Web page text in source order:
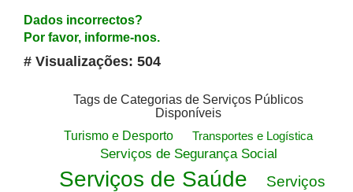
Dados incorrectos?
Por favor, informe-nos.
# Visualizações: 504
Tags de Categorias de Serviços Públicos
Disponíveis
Turismo e Desporto
Transportes e Logística
Serviços de Segurança Social
Serviços de Saúde
Serviços